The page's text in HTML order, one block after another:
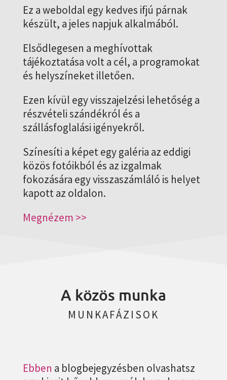
Ez a weboldal egy kedves ifjú párnak
készült, a jeles napjuk alkalmából.
Elsődlegesen a meghívottak
tájékoztatása volt a cél, a programokat
és helyszíneket illetően.
Ezen kívül egy visszajelzési lehetőség a
részvételi szándékról és a
szállásfoglalási igényekről.
Színesíti a képet egy galéria az eddigi
közös fotóikból és az izgalmak
fokozására egy visszaszámláló is helyet
kapott az oldalon.
Megnézem >>
A közös munka
MUNKAFÁZISOK
Ebben a blogbejegyzésben olvashatsz